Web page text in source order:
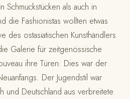
als auch in
die Fashionistas wollten etwas
des ostasiatischen Kunsthändlers
Galerie für zeitgenössische
ihre Türen: Dies war der
Der Jugendstil war
und Deutschland aus verbreitete